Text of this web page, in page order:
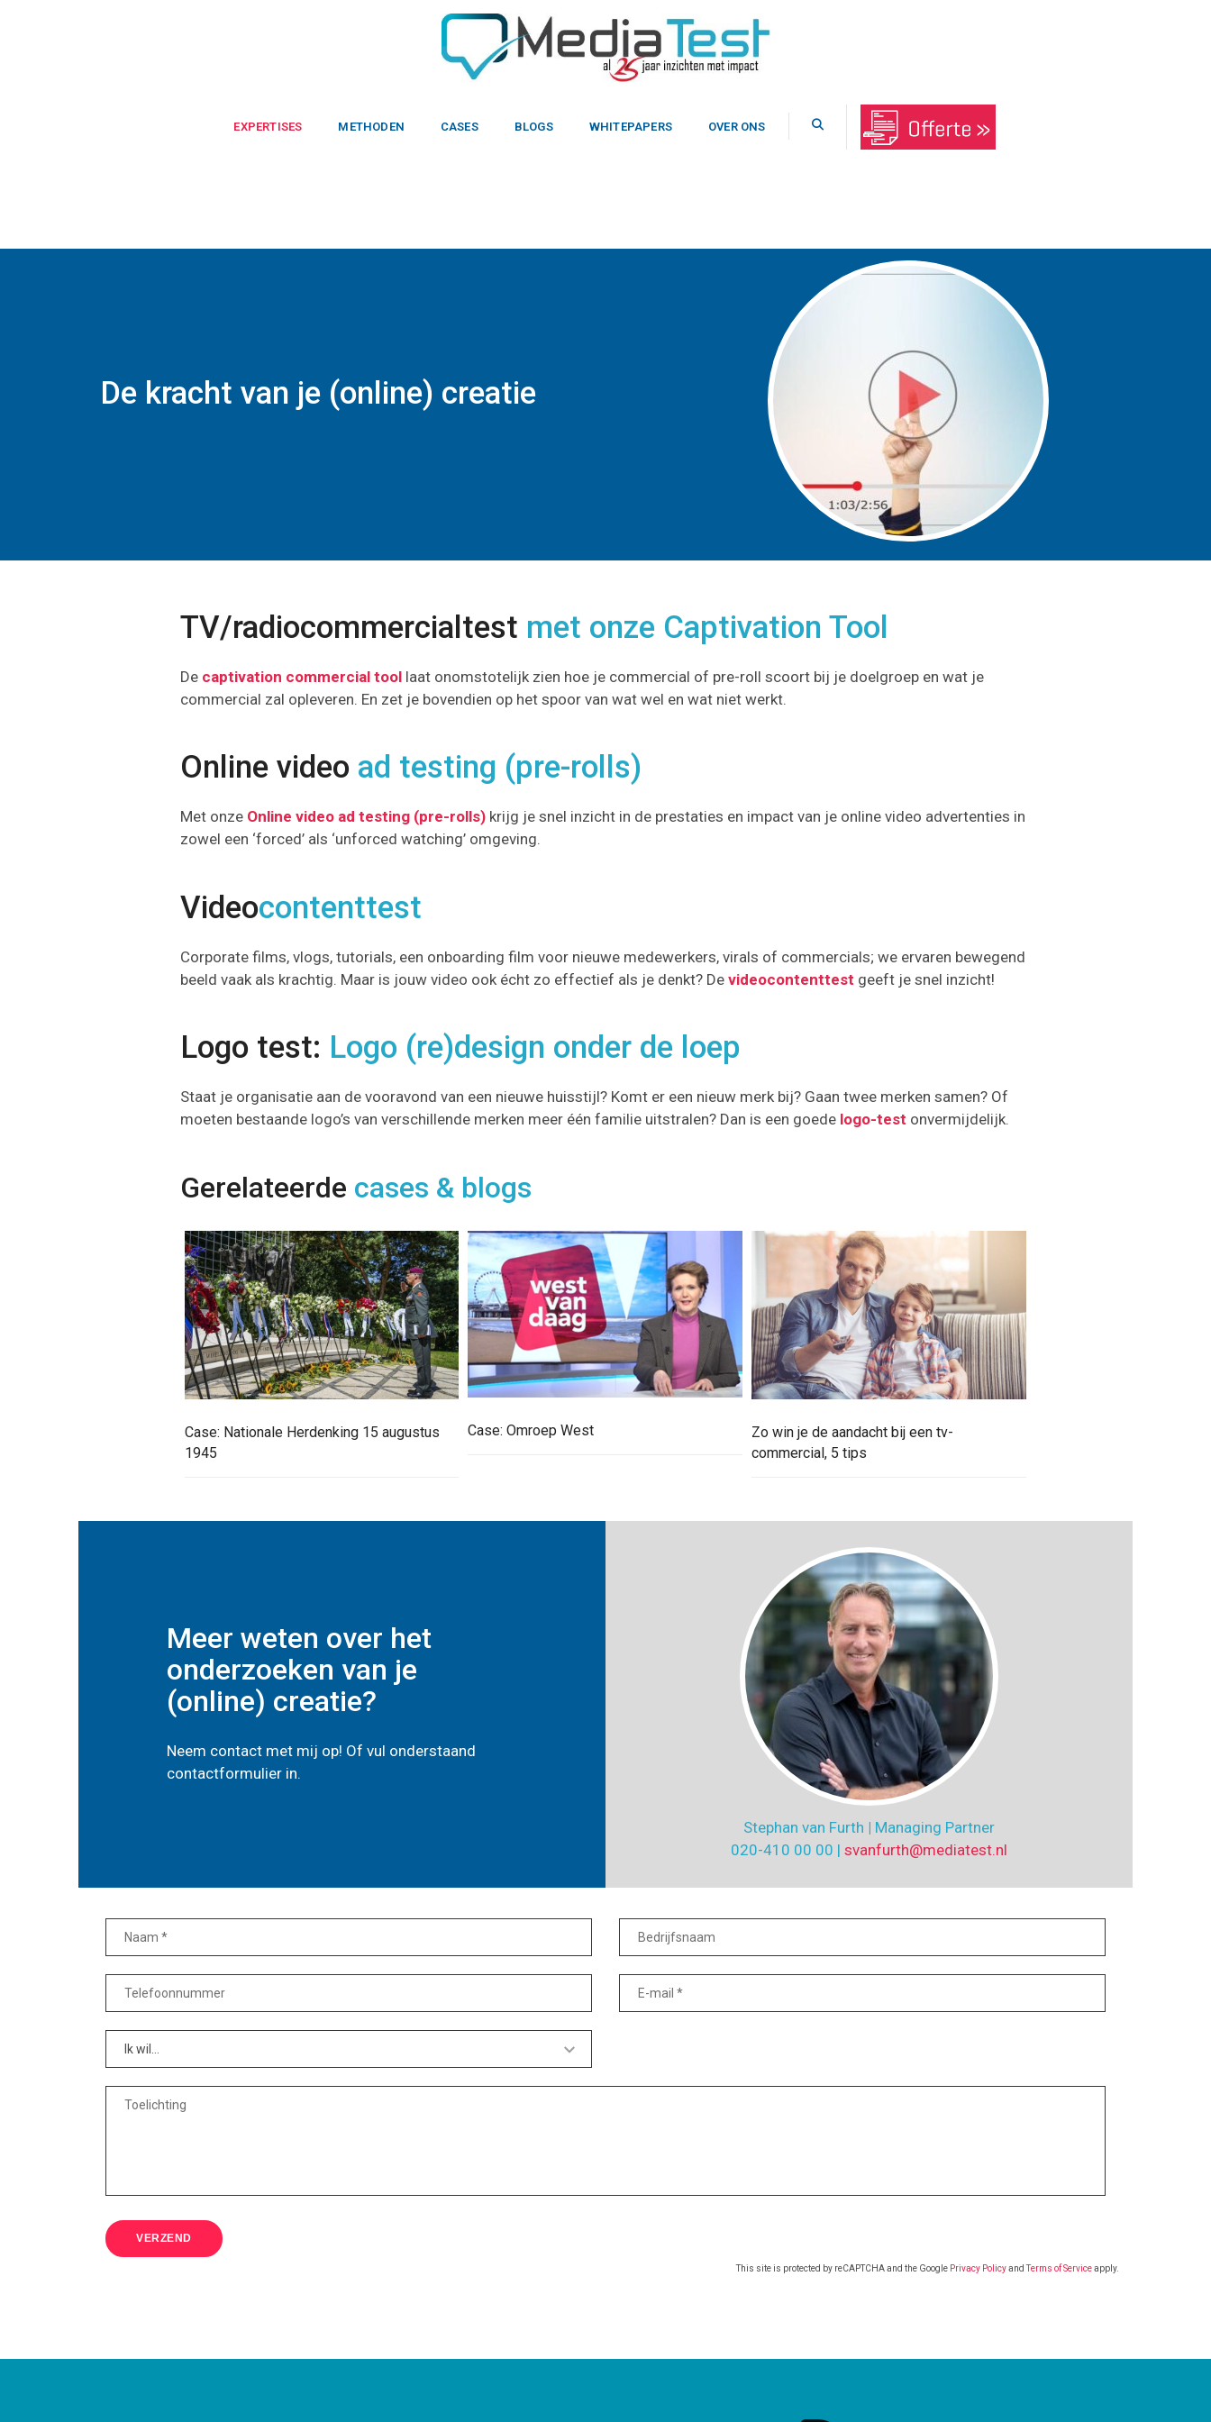
EXPERTISES METHODEN CASES BLOGS WHITEPAPERS OVER ONS
De kracht van je (online) creatie
TV/radiocommercialtest met onze Captivation Tool
De captivation commercial toollaat onomstotelijk zien hoe je commercial of pre-roll scoort bij je doelgroep en wat je
commercial zal opleveren. En zet je bovendien op het spoor van wat wel en wat niet werkt.
Online video ad testing (pre-rolls)
Met onze Online video ad testing (pre-rolls)krijg je snel inzicht in de prestaties en impact van je online video advertenties in
zowel een ‘forced’ als ‘unforced watching’ omgeving.
Videocontenttest
Corporate films, vlogs, tutorials, een onboarding film voor nieuwe medewerkers, virals of commercials; we ervaren bewegend
beeld vaak als krachtig. Maar is jouw video ook écht zo effectief als je denkt? De videocontenttest geeft je snel inzicht!
Logo test: Logo (re)design onder de loep
Staat je organisatie aan de vooravond van een nieuwe huisstijl? Komt er een nieuw merk bij? Gaan twee merken samen? Of
moeten bestaande logo’s van verschillende merken meer één familie uitstralen? Dan is een goedelogo-test onvermijdelijk.
Gerelateerde cases & blogs
Case: Nationale Herdenking 15 augustus
1945
Case: Omroep West
Zo win je de aandacht bij een tv-
commercial, 5 tips
Meer weten over het
onderzoeken van je
(online) creatie?
Neem contact met mij op! Of vul onderstaand
contactformulier in.
Stephan van Furth | Managing Partner
020-410 00 00 | svanfurth@mediatest.nl
This site is protected by reCAPTCHA and the Google Privacy PolicyandTerms of Serviceapply.